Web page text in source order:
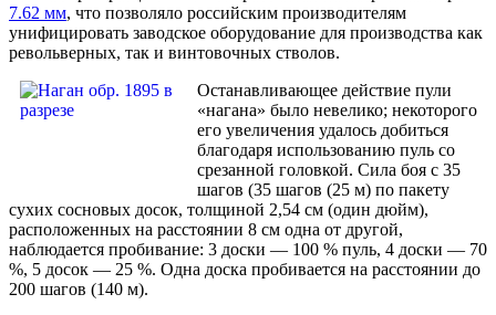
7.62 мм, что позволяло российским производителям
унифицировать заводское оборудование для производства как
револьверных, так и винтовочных стволов.
Останавливающее действие пули
«нагана» было невелико; некоторого
его увеличения удалось добиться
благодаря использованию пуль со
срезанной головкой. Сила боя с 35
шагов (35 шагов (25 м) по пакету
сухих сосновых досок, толщиной 2,54 см (один дюйм),
расположенных на расстоянии 8 см одна от другой,
наблюдается пробивание: 3 доски — 100 % пуль, 4 доски — 70
%, 5 досок — 25 %. Одна доска пробивается на расстоянии до
200 шагов (140 м).